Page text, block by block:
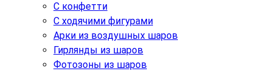
С конфетти
С ходячими фигурами
Арки из воздушных шаров
Гирлянды из шаров
Фотозоны из шаров